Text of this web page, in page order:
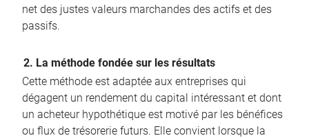
net des justes valeurs marchandes des actifs et des
passifs.
2. La méthode fondée sur les résultats
Cette méthode est adaptée aux entreprises qui
dégagent un rendement du capital intéressant et dont
un acheteur hypothétique est motivé par les bénéfices
ou flux de trésorerie futurs. Elle convient lorsque la